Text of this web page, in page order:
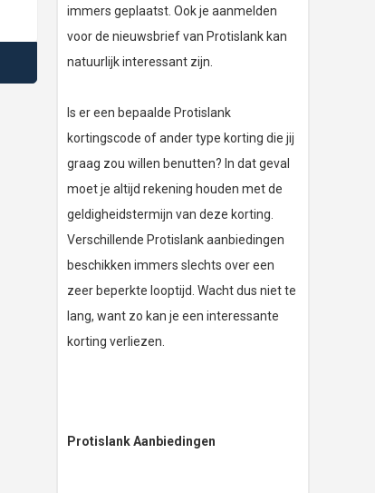
immers geplaatst. Ook je aanmelden
voor de nieuwsbrief van Protislank kan
natuurlijk interessant zijn.
Is er een bepaalde Protislank
kortingscode of ander type korting die jij
graag zou willen benutten? In dat geval
moet je altijd rekening houden met de
geldigheidstermijn van deze korting.
Verschillende Protislank aanbiedingen
beschikken immers slechts over een
zeer beperkte looptijd. Wacht dus niet te
lang, want zo kan je een interessante
korting verliezen.
Protislank Aanbiedingen